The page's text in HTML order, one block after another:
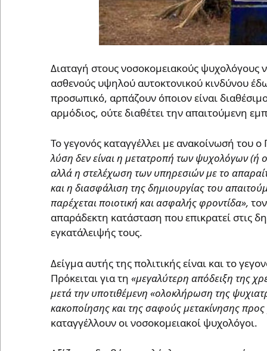
Διαταγή στους νοσοκομειακούς ψυχολόγους
ασθενούς υψηλού αυτοκτονικού κινδύνου
προσωπικό, αρπάζουν όποιον είναι
αρμόδιος, ούτε διαθέτει την απαιτούμενη
Το γεγονός καταγγέλλει με ανακοίνωσή του ο
λύση δεν είναι η μετατροπή των ψυχολόγων (ή
αλλά η στελέχωση των υπηρεσιών με το
και η διασφάλιση της δημιουργίας του
παρέχεται ποιοτική και ασφαλής φροντίδα»,
απαράδεκτη κατάσταση που επικρατεί στις
εγκατάλειψής τους.
Δείγμα αυτής της πολιτικής είναι και το
Πρόκειται για τη «μεγαλύτερη απόδειξη της
μετά την υποτιθέμενη «ολοκλήρωση της
κακοποίησης και της σαφούς μετακίνησης προς
καταγγέλλουν οι νοσοκομειακοί ψυχολόγοι.